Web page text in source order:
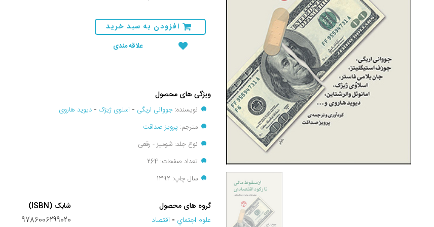
افزودن به سبد خرید
علاقه مندی
ویژگی های محصول
نویسنده: جووانی اریگی - اسلوی ژیژک - دیوید هاروی
مترجم: پرویز صداقت
نوع جلد: شومیز - رقعی
تعداد صفحات: 264
سال چاپ: 1392
گروه های محصول
علوم اجتماي - اقتصاد
شابک (ISBN)
9786006299020